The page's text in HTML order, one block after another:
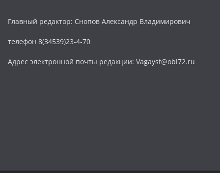
Главный редактор: Снопов Александр Владимирович
телефон 8(34539)23-4-70
Адрес электронной почты редакции: Vagayst@obl72.ru